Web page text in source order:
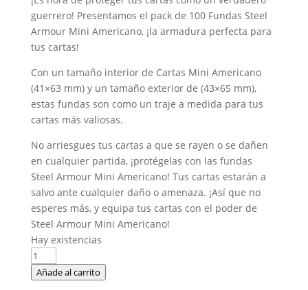
guerrero! Presentamos el pack de 100 Fundas Steel
Armour Mini Americano, ¡la armadura perfecta para
tus cartas!
Con un tamaño interior de Cartas Mini Americano
(41×63 mm) y un tamaño exterior de (43×65 mm),
estas fundas son como un traje a medida para tus
cartas más valiosas.
No arriesgues tus cartas a que se rayen o se dañen
en cualquier partida, ¡protégelas con las fundas
Steel Armour Mini Americano! Tus cartas estarán a
salvo ante cualquier daño o amenaza. ¡Así que no
esperes más, y equipa tus cartas con el poder de
Steel Armour Mini Americano!
Hay existencias
100
Fundas
Añade al carrito